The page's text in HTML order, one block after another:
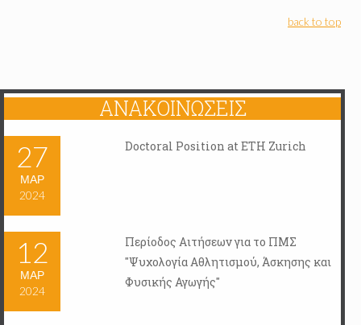
back to top
ΑΝΑΚΟΙΝΏΣΕΙΣ
27
ΜΑΡ
2024
Doctoral Position at ETH Zurich
12
ΜΑΡ
2024
Περίοδος Αιτήσεων για το ΠΜΣ
"Ψυχολογία Αθλητισμού, Άσκησης και
Φυσικής Αγωγής"